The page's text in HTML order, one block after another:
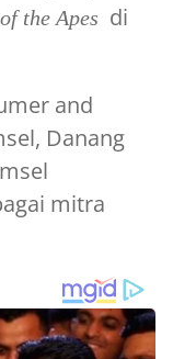
the Apes di
and
Danang
mitra